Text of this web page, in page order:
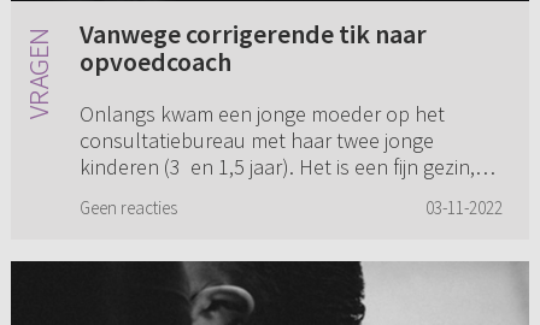
Vanwege corrigerende tik naar
opvoedcoach
Onlangs kwam een jonge moeder op het
consultatiebureau met haar twee jonge
kinderen (3 en 1,5 jaar). Het is een fijn gezin,
kinderen zorgen. Nu had één van de kinde...
Geen reacties 03-11-2022